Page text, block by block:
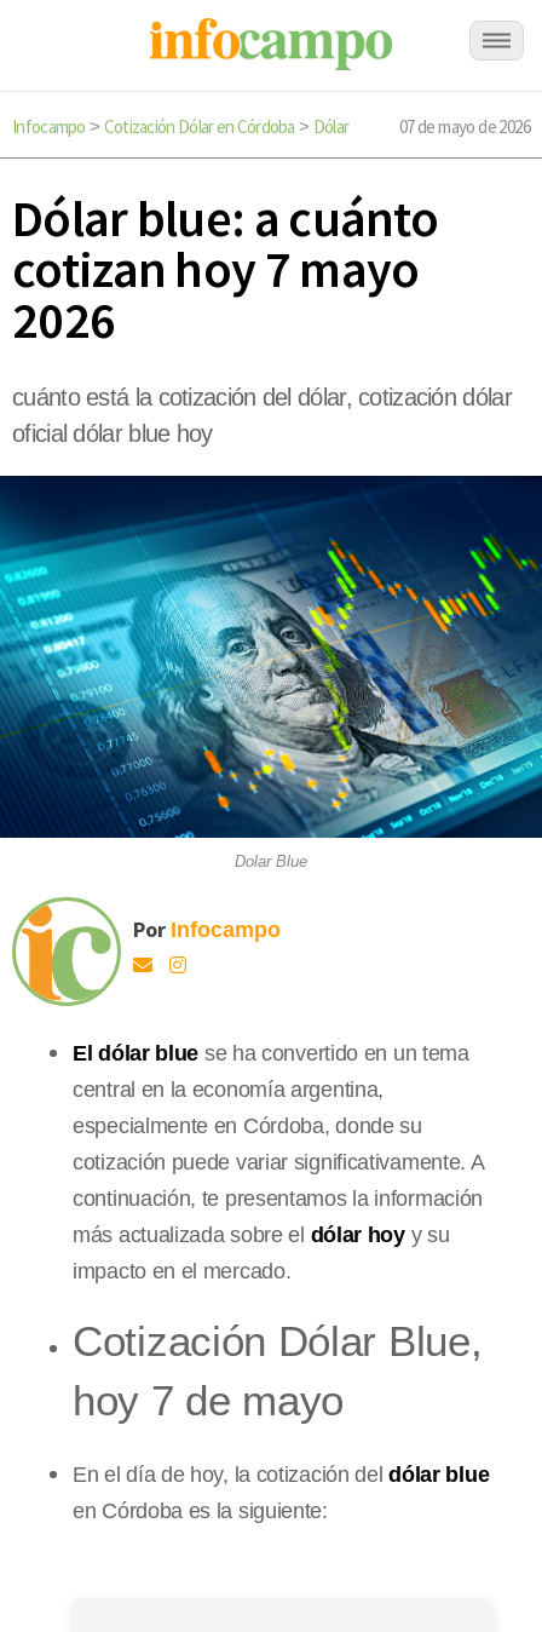
Infocampo > Cotización Dólar en Córdoba > Dólar 07 de mayo de 2026
Dólar blue: a cuánto
cotizan hoy 7 mayo
2026
cuánto está la cotización del dólar, cotización dólar
oficial dólar blue hoy
Dolar Blue
Por Infocampo
El dólar blue se ha convertido en un tema
central en la economía argentina,
especialmente en Córdoba, donde su
cotización puede variar significativamente. A
continuación, te presentamos la información
más actualizada sobre el dólar hoyy su
impacto en el mercado.
Cotización Dólar Blue,
hoy 7 de mayo
En el día de hoy, la cotización deldólar blue
en Córdoba es la siguiente: